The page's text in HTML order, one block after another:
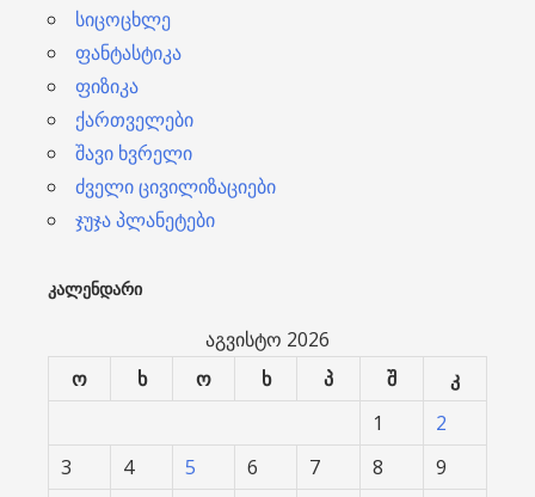
სიცოცხლე
ფანტასტიკა
ფიზიკა
ქართველები
შავი ხვრელი
ძველი ცივილიზაციები
ჯუჯა პლანეტები
ᲙᲐᲚᲔᲜᲓᲐᲠᲘ
აგვისტო 2026
ო
ხ ო ხ პ შ
კ
1
2
3
4 5 6 7 8 9